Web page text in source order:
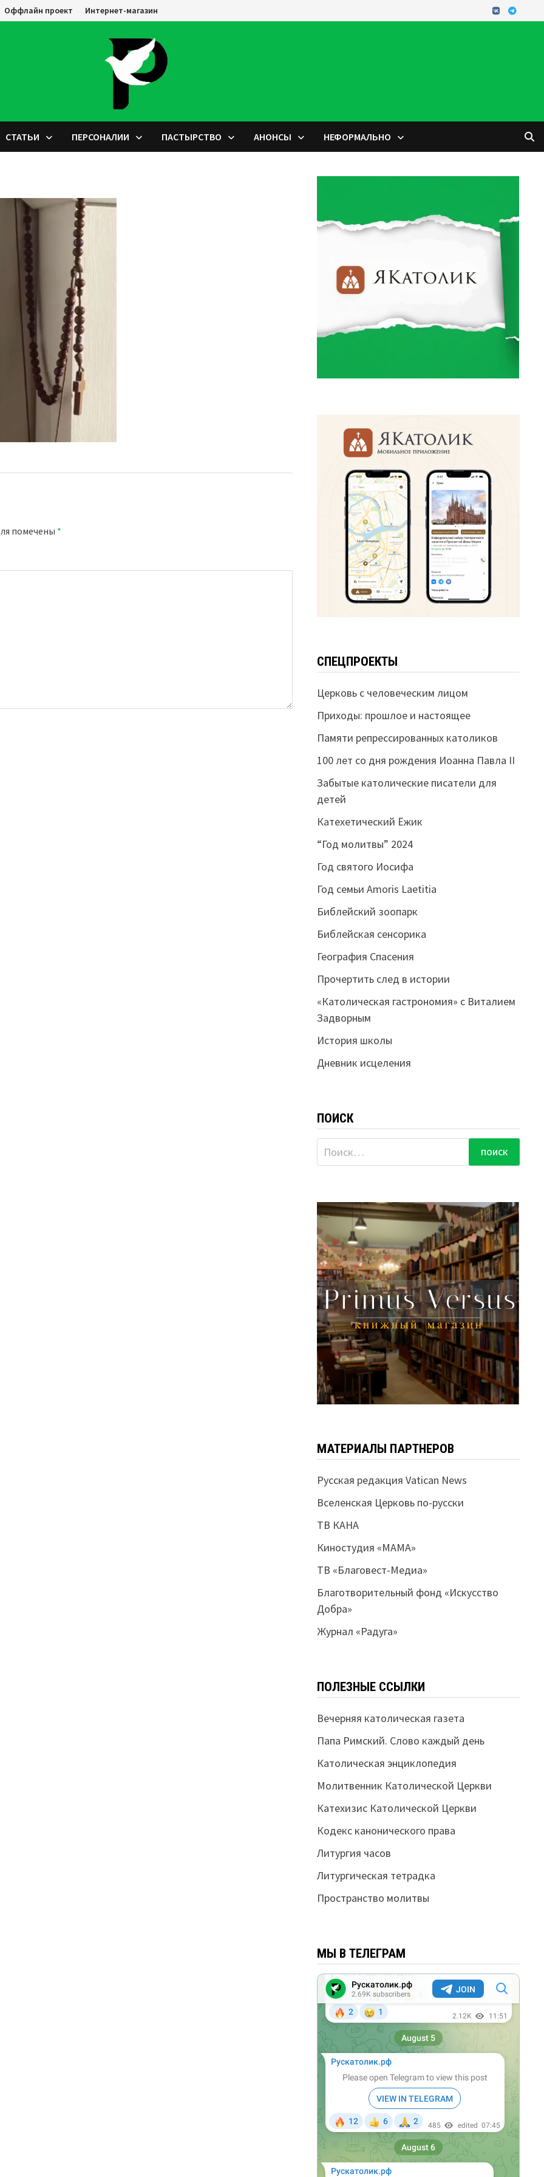
Оффлайн проект Интернет-магазин
СТАТЬИ ПЕРСОНАЛИИ ПАСТЫРСТВО АНОНСЫ НЕФОРМАЛЬНО
помечены *
СПЕЦПРОЕКТЫ
Церковь с человеческим лицом
Приходы: прошлое и настоящее
Памяти репрессированных католиков
100 лет со дня рождения Иоанна Павла II
Забытые католические писатели для
детей
Катехетический Ёжик
“Год молитвы” 2024
Год святого Иосифа
Год семьи Amoris Laetitia
Библейский зоопарк
Библейская сенсорика
География Спасения
Прочертить след в истории
«Католическая гастрономия» с Виталием
Задворным
История школы
Дневник исцеления
ПОИСК
Найти:
МАТЕРИАЛЫ ПАРТНЕРОВ
Русская редакция Vatican News
Вселенская Церковь по-русски
ТВ КАНА
Киностудия «МАМА»
ТВ «Благовест-Медиа»
Благотворительный фонд «Искусство
Добра»
Журнал «Радуга»
ПОЛЕЗНЫЕ ССЫЛКИ
Вечерняя католическая газета
Папа Римский. Слово каждый день
Католическая энциклопедия
Молитвенник Католической Церкви
Катехизис Католической Церкви
Кодекс канонического права
Литургия часов
Литургическая тетрадка
Пространство молитвы
МЫ В ТЕЛЕГРАМ